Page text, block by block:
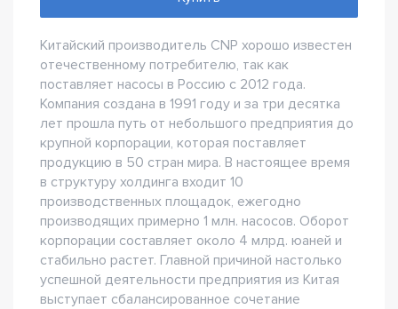
Китайский производитель CNP хорошо известен
отечественному потребителю, так как
поставляет насосы в Россию с 2012 года.
Компания создана в 1991 году и за три десятка
лет прошла путь от небольшого предприятия до
крупной корпорации, которая поставляет
продукцию в 50 стран мира. В настоящее время
в структуру холдинга входит 10
производственных площадок, ежегодно
производящих примерно 1 млн. насосов. Оборот
корпорации составляет около 4 млрд. юаней и
стабильно растет. Главной причиной настолько
успешной деятельности предприятия из Китая
выступает сбалансированное сочетание